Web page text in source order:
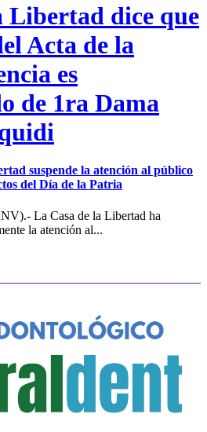
Libertad dice que
Acta de la
es
de 1ra Dama
suspende la atención al público
del Día de la Patria
La Casa de la Libertad ha
la atención al...